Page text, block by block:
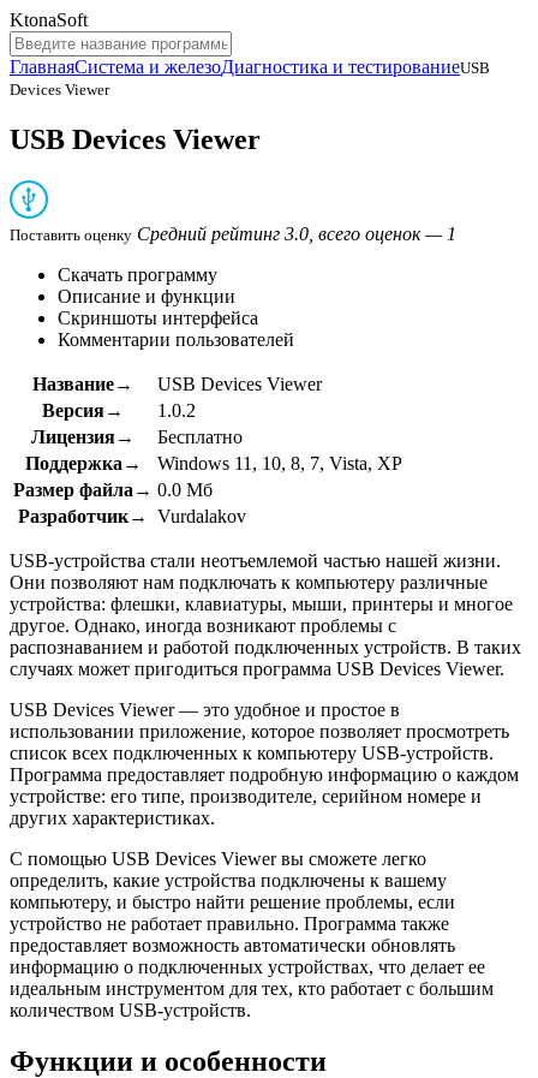
KtonaSoft
ГлавнаяСистема и железоДиагностика и тестированиеUSB
Devices Viewer
USB Devices Viewer
Поставить оценку Средний рейтинг 3.0, всего оценок — 1
Скачать программу
Описание и функции
Скриншоты интерфейса
Комментарии пользователей
Название→
USB Devices Viewer
Версия→
1.0.2
Лицензия→
Бесплатно
Поддержка→
Windows 11, 10, 8, 7, Vista, XP
Размер файла→ 0.0 Мб
Разработчик→
Vurdalakov
USB-устройства стали неотъемлемой частью нашей жизни.
Они позволяют нам подключать к компьютеру различные
устройства: флешки, клавиатуры, мыши, принтеры и многое
другое. Однако, иногда возникают проблемы с
распознаванием и работой подключенных устройств. В таких
случаях может пригодиться программа USB Devices Viewer.
USB Devices Viewer — это удобное и простое в
использовании приложение, которое позволяет просмотреть
список всех подключенных к компьютеру USB-устройств.
Программа предоставляет подробную информацию о каждом
устройстве: его типе, производителе, серийном номере и
других характеристиках.
С помощью USB Devices Viewer вы сможете легко
определить, какие устройства подключены к вашему
компьютеру, и быстро найти решение проблемы, если
устройство не работает правильно. Программа также
предоставляет возможность автоматически обновлять
информацию о подключенных устройствах, что делает ее
идеальным инструментом для тех, кто работает с большим
количеством USB-устройств.
Функции и особенности